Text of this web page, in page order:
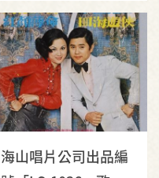
集《太空歌唱集》唱
片封套
海山唱片公司出品編